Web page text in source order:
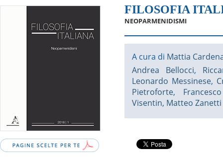
FILOSOFIA
NEOPARMENIDISMI
A cura di Mattia
Andrea Bellocci,
Leonardo Messinese,
Pietroforte,
Visentin, Matteo Zanetti